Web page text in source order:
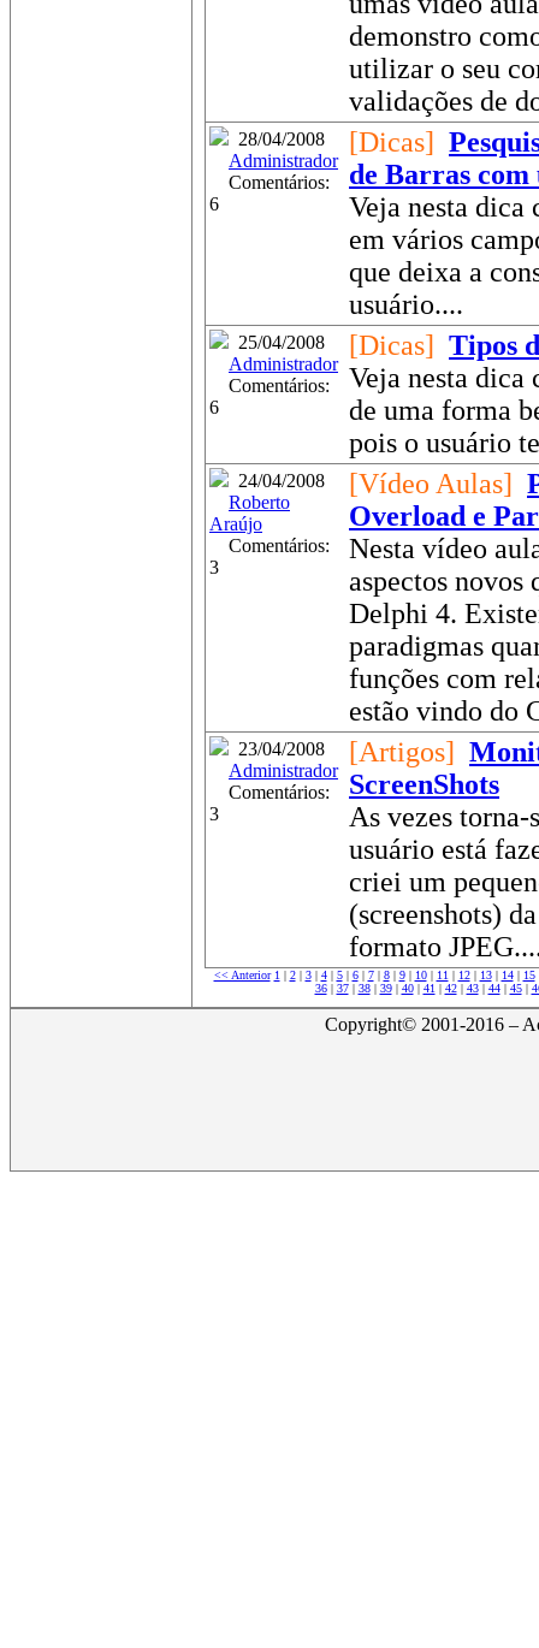
demonstro
utilizar o seu
validações de
28/04/2008
Administrador
Comentários:
6
[Dicas]
de Barras
Veja nesta dica
em vários
que deixa a
usuário....
25/04/2008
Administrador
Comentários:
6
[Dicas] Tipos
Veja nesta dica
de uma forma
pois o usuário
24/04/2008
Roberto
Araújo
Comentários:
3
[Vídeo Aulas]
Overload e
Nesta vídeo
aspectos novos
Delphi 4.
paradigmas
funções com
estão vindo do
23/04/2008
Administrador
Comentários:
3
[Artigos]
ScreenShots
As vezes
usuário está
criei um
(screenshots)
formato
<< Anterior 1 | 2| 3| 4| 5| 6| 7| 8| 9| 10| 11 | 12| 13| 14| 15
36| 37| 38| 39| 40| 41 | 42| 43| 44| 45|
Copyright© 2001-2016 –